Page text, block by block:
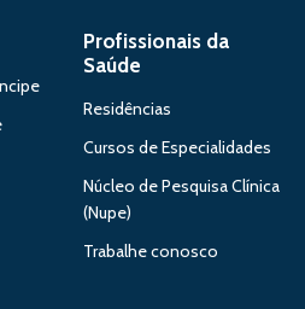
Profissionais da
Saúde
Residências
Cursos de Especialidades
Núcleo de Pesquisa Clínica
(Nupe)
Trabalhe conosco